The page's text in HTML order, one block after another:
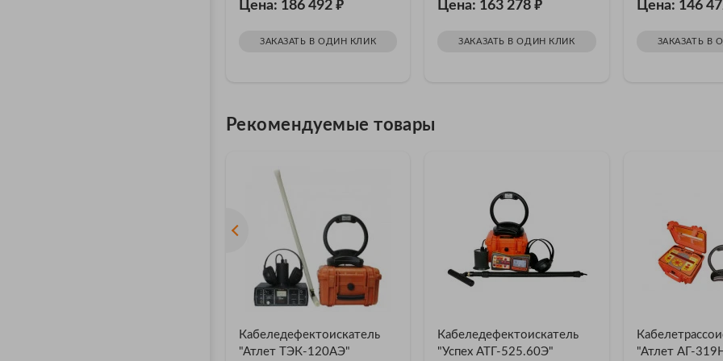
Цена: 186 492 ₽
ЗАКАЗАТЬ В ОДИН КЛИК
Цена: 163 278₽
ЗАКАЗАТЬ В ОДИН КЛИК
Цена: 146
ЗАКАЗАТЬ В
Рекомендуемые товары
Кабеледефектоискатель
"Атлет ТЭК-120АЭ"
Кабеледефектоискатель
"Успех АТГ-525.60Э"
"Атлет АГ-